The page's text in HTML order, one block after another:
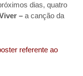
dias, quatro
–a canção da
referente ao